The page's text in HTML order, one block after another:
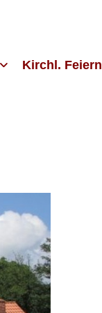
Kirchl. Feiern